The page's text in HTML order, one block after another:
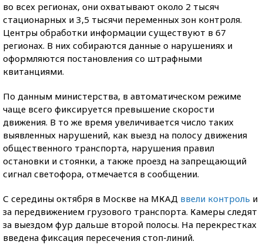
во всех регионах, они охватывают около 2 тысяч
стационарных и 3,5 тысячи переменных зон контроля.
Центры обработки информации существуют в 67
регионах. В них собираются данные о нарушениях и
оформляются постановления со штрафными
квитанциями.
По данным министерства, в автоматическом режиме
чаще всего фиксируется превышение скорости
движения. В то же время увеличивается число таких
выявленных нарушений, как выезд на полосу движения
общественного транспорта, нарушения правил
остановки и стоянки, а также проезд на запрещающий
сигнал светофора, отмечается в сообщении.
С середины октября в Москве на МКАД ввели контроль и
за передвижением грузового транспорта. Камеры следят
за выездом фур дальше второй полосы. На перекрестках
введена фиксация пересечения стоп-линий.